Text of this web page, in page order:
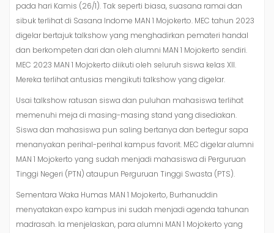
pada hari Kamis (26/1). Tak seperti biasa, suasana ramai dan
sibuk terlihat di Sasana Indome MAN 1 Mojokerto. MEC tahun 2023
digelar bertajuk talkshow yang menghadirkan pemateri handal
dan berkompeten dari dan oleh alumni MAN 1 Mojokerto sendiri.
MEC 2023 MAN 1 Mojokerto diikuti oleh seluruh siswa kelas XII.
Mereka terlihat antusias mengikuti talkshow yang digelar.
Usai talkshow ratusan siswa dan puluhan mahasiswa terlihat
memenuhi meja di masing-masing stand yang disediakan.
Siswa dan mahasiswa pun saling bertanya dan bertegur sapa
menanyakan perihal-perihal kampus favorit. MEC digelar alumni
MAN 1 Mojokerto yang sudah menjadi mahasiswa di Perguruan
Tinggi Negeri (PTN) ataupun Perguruan Tinggi Swasta (PTS).
Sementara Waka Humas MAN 1 Mojokerto, Burhanuddin
menyatakan expo kampus ini sudah menjadi agenda tahunan
madrasah. Ia menjelaskan, para alumni MAN 1 Mojokerto yang